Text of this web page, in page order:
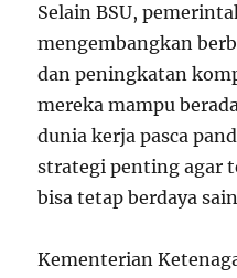
Selain BSU,
mengembangkan
dan peningkatan
mereka mampu
dunia kerja pasca
strategi penting agar
bisa tetap berdaya
Kementerian